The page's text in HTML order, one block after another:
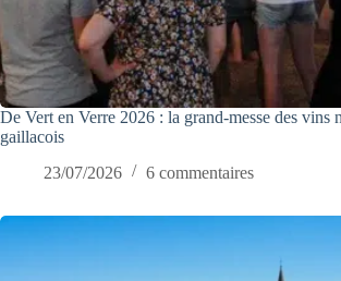
De Vert en Verre 2026 : la grand-messe des vins
gaillacois
23/07/2026
6 commentaires